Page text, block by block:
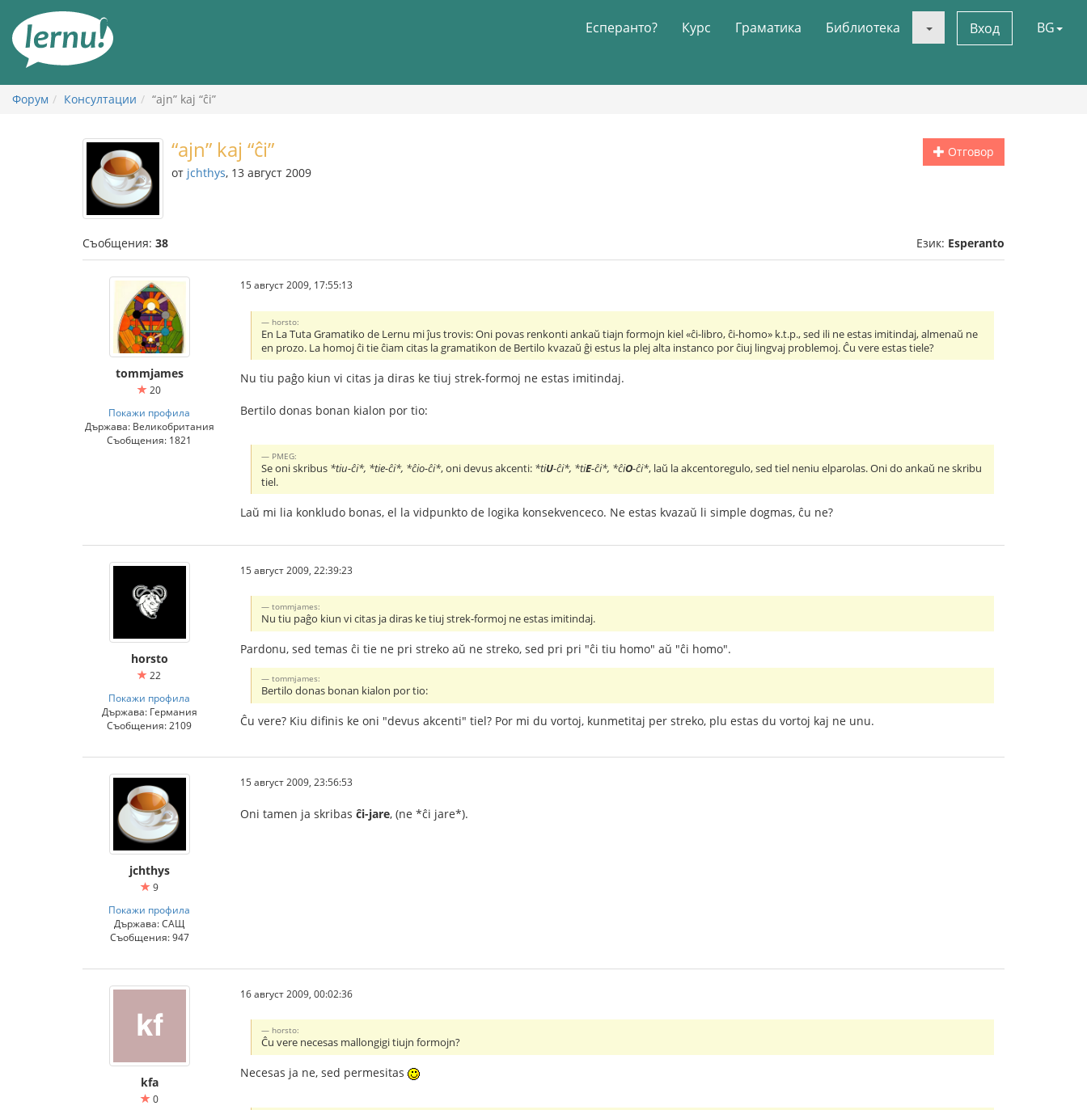
съдържанието
Есперанто? Курс Граматика Библиотека Вход BG
Форум Консултации “ajn” kaj “ĉi”
Отговор
“ajn” kaj “ĉi”
от jchthys, 13 август 2009
Съобщения: 38 Език: Esperanto
tommjames
20
Покажи профила
Държава: Великобритания
Съобщения: 1821
15 август 2009, 17:55:13
horsto:
En La Tuta Gramatiko de Lernu mi ĵus trovis: Oni povas renkonti ankaŭ tiajn formojn kiel «ĉi-libro, ĉi-homo» k.t.p., sed ili ne estas imitindaj, almenaŭ ne
en prozo. La homoj ĉi tie ĉiam citas la gramatikon de Bertilo kvazaŭ ĝi estus la plej alta instanco por ĉiuj lingvaj problemoj. Ĉu vere estas tiele?
Nu tiu paĝo kiun vi citas ja diras ke tiuj strek-formoj ne estas imitindaj.
Bertilo donas bonan kialon por tio:
PMEG:
Se oni skribus *tiu-ĉi*, *tie-ĉi*, *ĉio-ĉi*, oni devus akcenti: *tiU-ĉi*, *tiE-ĉi*, *ĉiO-ĉi*, laŭ la akcentoregulo, sed tiel neniu elparolas. Oni do ankaŭ ne skribu
tiel.
Laŭ mi lia konkludo bonas, el la vidpunkto de logika konsekvenceco. Ne estas kvazaŭ li simple dogmas, ĉu ne?
horsto
22
Покажи профила
Държава: Германия
Съобщения: 2109
15 август 2009, 22:39:23
tommjames:
Nu tiu paĝo kiun vi citas ja diras ke tiuj strek-formoj ne estas imitindaj.
Pardonu, sed temas ĉi tie ne pri streko aŭ ne streko, sed pri pri "ĉi tiu homo" aŭ "ĉi homo".
tommjames:
Bertilo donas bonan kialon por tio:
Ĉu vere? Kiu difinis ke oni "devus akcenti" tiel? Por mi du vortoj, kunmetitaj per streko, plu estas du vortoj kaj ne unu.
jchthys
9
Покажи профила
Държава: САЩ
Съобщения: 947
15 август 2009, 23:56:53
Oni tamen ja skribas ĉi-jare, (ne *ĉi jare*).
kfa
0
16 август 2009, 00:02:36
horsto:
Ĉu vere necesas mallongigi tiujn formojn?
Necesas ja ne, sed permesitas